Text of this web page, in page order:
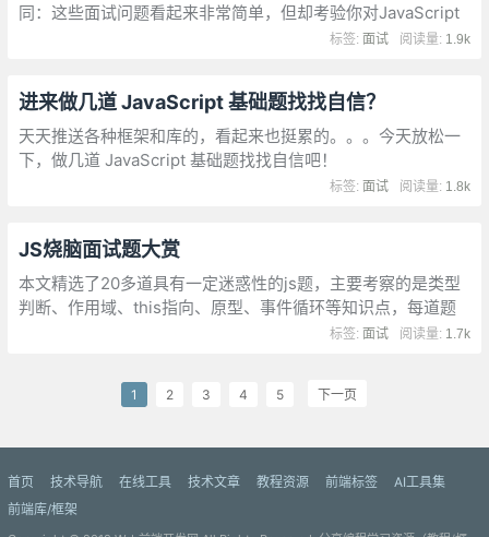
同：这些面试问题看起来非常简单，但却考验你对JavaScript
阅读量: 1.9k
标签:面试
进来做几道 JavaScript 基础题找找自信？
天天推送各种框架和库的，看起来也挺累的。。。今天放松一
下，做几道 JavaScript 基础题找找自信吧！
阅读量: 1.8k
标签:面试
JS烧脑面试题大赏
本文精选了20多道具有一定迷惑性的js题，主要考察的是类型
判断、作用域、this指向、原型、事件循环等知识点，每道题
都配有详细傻瓜式的解析，偏向于初学者，大佬请随意。
阅读量: 1.7k
标签:面试
1 2 3 4 5 下一页
首页 技术导航 在线工具 技术文章 教程资源 前端标签
AI工具集
前端库/框架